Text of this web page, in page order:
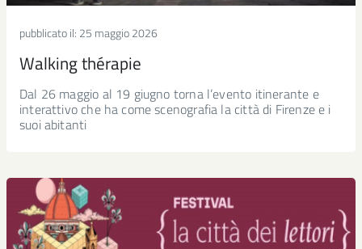
pubblicato il: 25 maggio 2026
Walking thérapie
Dal 26 maggio al 19 giugno torna l’evento itinerante e
interattivo che ha come scenografia la città di Firenze e i
suoi abitanti